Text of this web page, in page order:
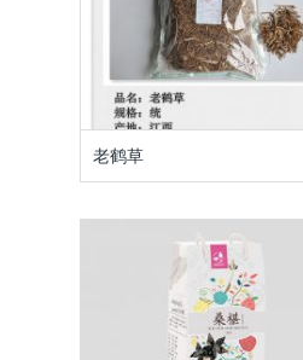
老鹤草